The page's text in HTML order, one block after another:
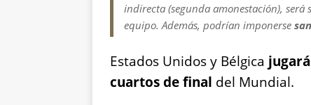
indirecta (segunda amonestación), será
equipo. Además, podrían imponerse
Estados Unidos y Bélgica
cuartos de final del Mundial.